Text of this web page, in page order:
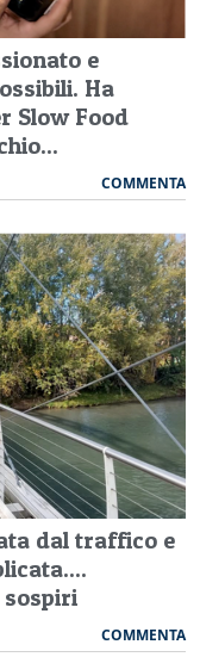
e
Ha
Slow Food
COMMENTA
dal traffico e
COMMENTA